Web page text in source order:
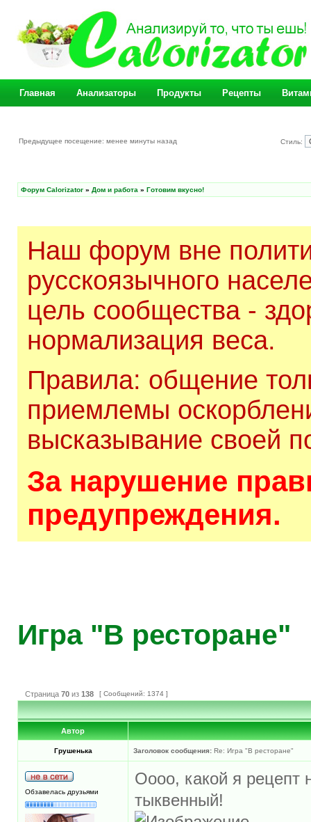
Главная Анализаторы Продукты Рецепты
Предыдущее посещение: менее минуты назад Стиль:
Форум Calorizator » Дом и работа » Готовим вкусно!
Наш форум вне
русскоязычного
цель сообщества -
нормализация веса.
Правила: общение
приемлемы
высказывание своей
За нарушение
предупреждения.
Игра "В ресторане"
Страница 70 из 138 [ Сообщений: 1374 ]
Автор
Грушенька Заголовок сообщения: Re: Игра "В ресторане"
Обзавелась друзьями
Оооо, какой я рецепт
тыквенный!